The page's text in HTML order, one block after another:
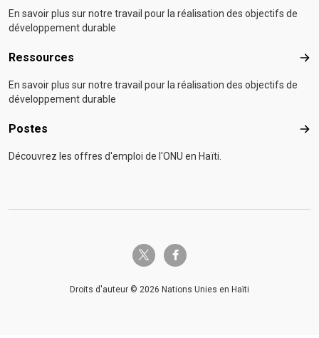
En savoir plus sur notre travail pour la réalisation des objectifs de
développement durable
Ressources
En savoir plus sur notre travail pour la réalisation des objectifs de
développement durable
Postes
Découvrez les offres d'emploi de l'ONU en Haïti.
twitter-x facebook-f
Droits d'auteur © 2026 Nations Unies en Haïti